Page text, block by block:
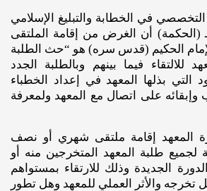
في الخطابة والتبليغ الإسلامي
(الحكمة) أن الغرض من إقامة الملتقى
الحكيم (قدس سره) هو “حث الطلبة
للالتقاء فيما بينهم وبالطلبة الجدد
التي بذلها المعهد في إعداد الخطباء
على اتصال مع المعهد ولمعرفة
المعهد إقامة ملتقى شهري أو نصف
طلبة المعهد المتخرجين منه أو
الجديدة وذلك للارتقاء بمستواهم
والأثر العملي للمعهد وهل تطور